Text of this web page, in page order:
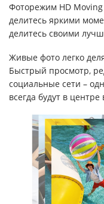
Фоторежим HD
делитесь яркими
делитесь своими
Живые фото легко
Быстрый просмотр,
социальные сети –
всегда будут в